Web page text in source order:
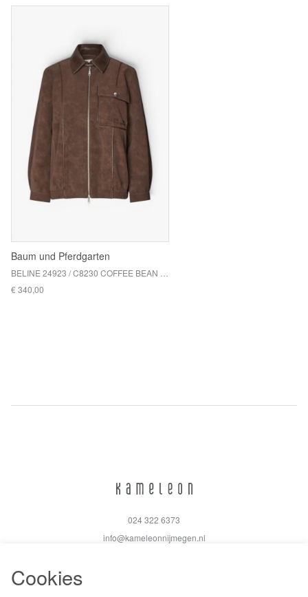
Baum und Pferdgarten
€ 340,00
024 322 6373
info@kameleonnijmegen.nl
Cookies